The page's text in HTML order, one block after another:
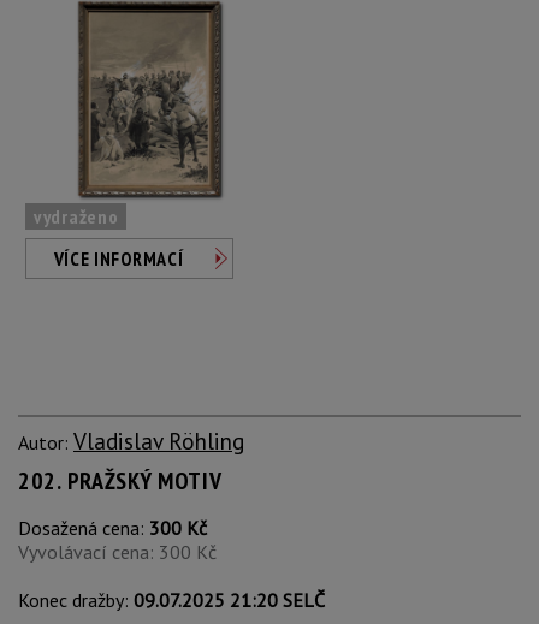
vydraženo
VÍCE INFORMACÍ
Autor: Vladislav Röhling
202. PRAŽSKÝ MOTIV
Dosažená cena: 300 Kč
Vyvolávací cena: 300 Kč
Konec dražby: 09.07.2025 21:20 SELČ